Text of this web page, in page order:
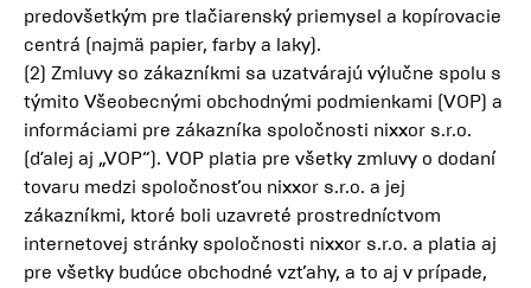
predovšetkým pre tlačiarenský priemysel a kopírovacie
centrá (najmä papier, farby a laky).
(2) Zmluvy so zákazníkmi sa uzatvárajú výlučne spolu s
týmito Všeobecnými obchodnými podmienkami (VOP) a
informáciami pre zákazníka spoločnosti nixxor s.r.o.
(ďalej aj „VOP“). VOP platia pre všetky zmluvy o dodaní
tovaru medzi spoločnosťou nixxor s.r.o. a jej
zákazníkmi, ktoré boli uzavreté prostredníctvom
internetovej stránky spoločnosti nixxor s.r.o. a platia aj
pre všetky budúce obchodné vzťahy, a to aj v prípade,